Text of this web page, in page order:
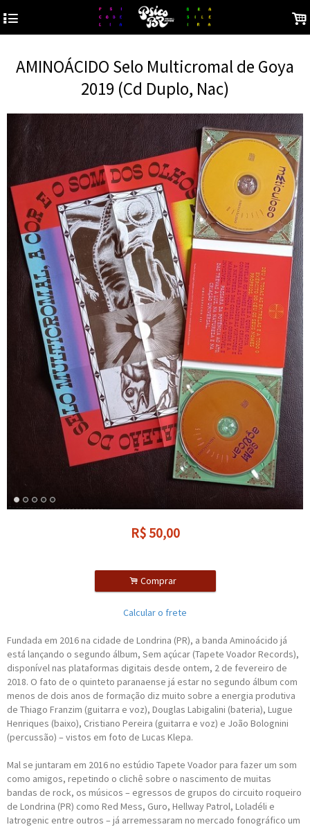
4 .
AMINOÁCIDO Selo Multicromal de Goya
2019 (Cd Duplo, Nac)
R$50,00
. Comprar
Calcular o frete
Fundada em 2016 na cidade de Londrina (PR), a banda Aminoácido já
está lançando o segundo álbum, Sem açúcar (Tapete Voador Records),
disponível nas plataformas digitais desde ontem, 2 de fevereiro de
2018. O fato de o quinteto paranaense já estar no segundo álbum com
menos de dois anos de formação diz muito sobre a energia produtiva
de Thiago Franzim (guitarra e voz), Douglas Labigalini (bateria), Lugue
Henriques (baixo), Cristiano Pereira (guitarra e voz) e João Bolognini
(percussão) – vistos em foto de Lucas Klepa.
Mal se juntaram em 2016 no estúdio Tapete Voador para fazer um som
como amigos, repetindo o clichê sobre o nascimento de muitas
bandas de rock, os músicos – egressos de grupos do circuito roqueiro
de Londrina (PR) como Red Mess, Guro, Hellway Patrol, Loladéli e
Iatrogenic entre outros – já arremessaram no mercado fonográfico um